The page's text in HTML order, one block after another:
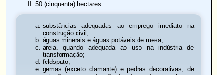
50 (cinquenta) hectares:
substâncias adequadas ao emprego imediato na
construção civil;
águas minerais e águas potáveis de mesa;
areia, quando adequada ao uso na indústria de
transformação;
feldspato;
gemas (exceto diamante) e pedras decorativas, de